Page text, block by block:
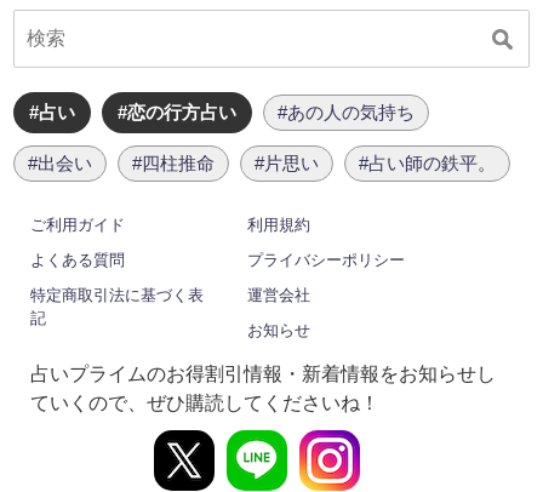
#占い #恋の行方占い #あの人の気持ち
#出会い #四柱推命 #片思い #占い師の鉄平。
ご利用ガイド
利用規約
よくある質問
プライバシーポリシー
特定商取引法に基づく表
記
運営会社
お知らせ
占いプライムのお得割引情報・新着情報をお知らせし
ていくので、ぜひ購読してくださいね！